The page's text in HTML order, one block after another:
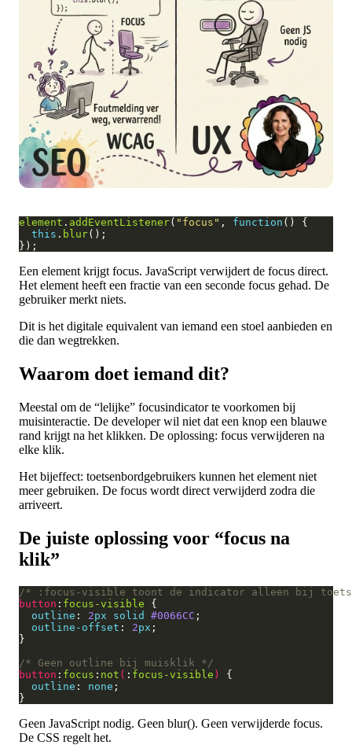
element . addEventListener( "focus" , function
this . blur
Een element krijgt focus. JavaScript verwijdert de focus direct.
Het element heeft een fractie van een seconde focus gehad. De
gebruiker merkt niets.
Dit is het digitale equivalent van iemand een stoel aanbieden en
die dan wegtrekken.
Waarom doet iemand dit?
Meestal om de “lelijke” focusindicator te voorkomen bij
muisinteractie. De developer wil niet dat een knop een blauwe
rand krijgt na het klikken. De oplossing: focus verwijderen na
elke klik.
Het bijeffect: toetsenbordgebruikers kunnen het element niet
meer gebruiken. De focus wordt direct verwijderd zodra die
arriveert.
De juiste oplossing voor “focus na
klik”
/* :focus-visible toont de indicator alleen bij
button : focus-visible
outline : 2px solid #0066CC
outline-offset : 2px
/* Geen outline bij muisklik */
button : focus : not ( : focus-visible )
outline : none
Geen JavaScript nodig. Geen blur(). Geen verwijderde focus.
De CSS regelt het.